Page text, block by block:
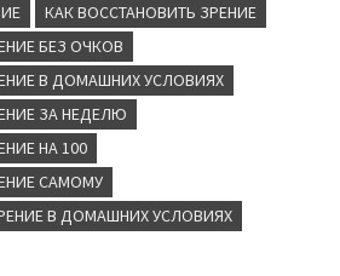
КАК ВОССТАНОВИТЬ ЗРЕНИЕ
БЕЗ ОЧКОВ
В ДОМАШНИХ УСЛОВИЯХ
ЗА НЕДЕЛЮ
НА 100
САМОМУ
В ДОМАШНИХ УСЛОВИЯХ